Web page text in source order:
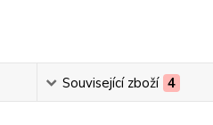
Související zboží 4